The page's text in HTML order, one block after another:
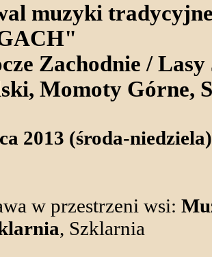
muzyki
Zachodnie /
Momoty Górne,
2013 (środa-
w przestrzeni wsi:
, Szklarnia